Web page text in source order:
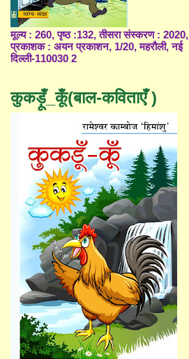
मूल्य : 260, पृष्ठ :132, तीसरा संस्करण : 2020,
प्रकाशक : अयन प्रकाशन, 1/20, महरौली, नई
दिल्ली-110030 2
कुकड़ूँ_कूँ(बाल-कविताएँ )